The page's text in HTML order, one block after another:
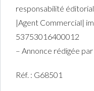
responsabilité
|Agent Commercial|
53753016400012
– Annonce rédigée
Réf. : G68501